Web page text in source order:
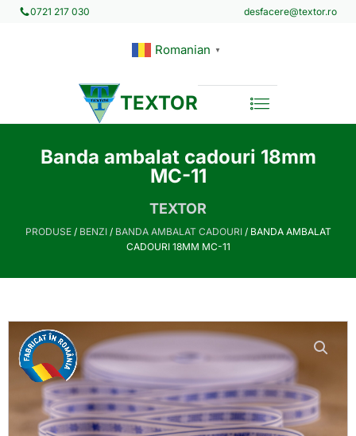
0721 217 030 desfacere@textor.ro
Romanian ▼
TEXTOR
Banda ambalat cadouri 18mm
MC-11
TEXTOR
PRODUSE/ BENZI/ BANDA AMBALAT CADOURI/ BANDA AMBALAT
CADOURI 18MM MC-11